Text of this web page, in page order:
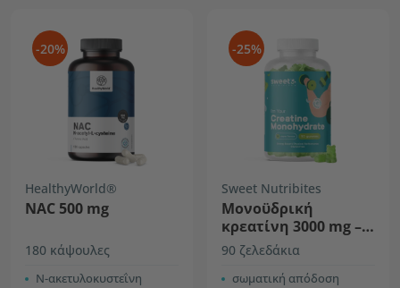
-20%
HealthyWorld®
NAC 500 mg
180 κάψουλες
Ν-ακετυλοκυστεΐνη
-25%
Sweet Nutribites
Μονοϋδρική
κρεατίνη 3000 mg –
μήλο
90 ζελεδάκια
σωματική απόδοση